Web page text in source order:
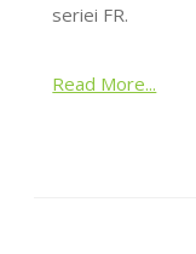
seriei FR.
Read More...